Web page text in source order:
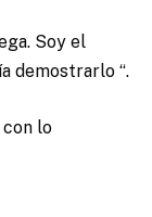
Soy el
demostrarlo “.
con lo